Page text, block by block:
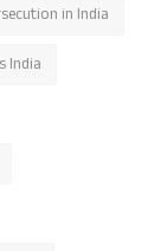
in India
India